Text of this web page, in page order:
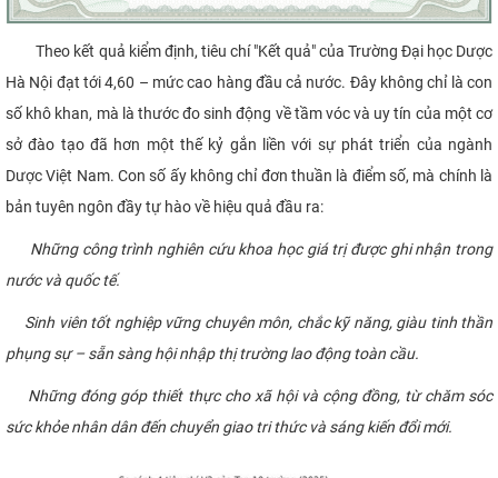
Theo kết quả kiểm định, tiêu chí "Kết quả" của Trường Đại học Dược
Hà Nội đạt tới 4,60 – mức cao hàng đầu cả nước. Đây không chỉ là con
số khô khan, mà là thước đo sinh động về tầm vóc và uy tín của một cơ
sở đào tạo đã hơn một thế kỷ gắn liền với sự phát triển của ngành
Dược Việt Nam. Con số ấy không chỉ đơn thuần là điểm số, mà chính là
bản tuyên ngôn đầy tự hào về hiệu quả đầu ra:
Những công trình nghiên cứu khoa học giá trị được ghi nhận trong
nước và quốc tế.
Sinh viên tốt nghiệp vững chuyên môn, chắc kỹ năng, giàu tinh thần
phụng sự – sẵn sàng hội nhập thị trường lao động toàn cầu.
Những đóng góp thiết thực cho xã hội và cộng đồng, từ chăm sóc
sức khỏe nhân dân đến chuyển giao tri thức và sáng kiến đổi mới.